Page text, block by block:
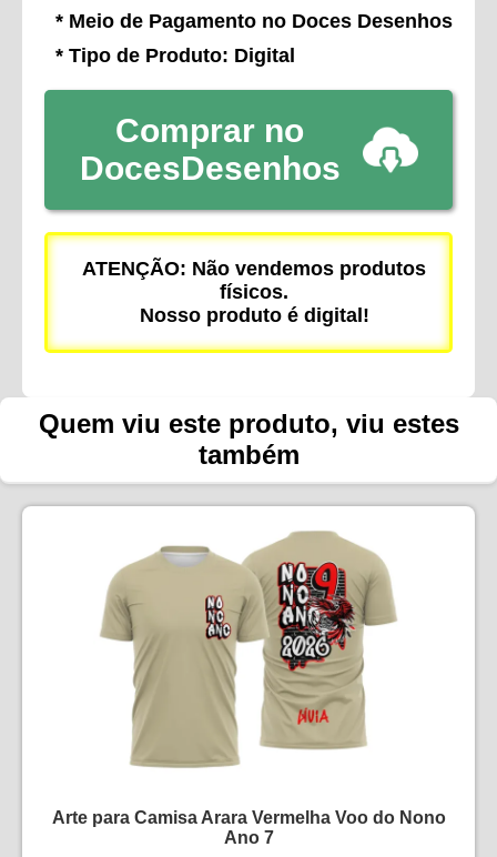
* Meio de Pagamento no Doces Desenhos
* Tipo de Produto: Digital
Comprar no
DocesDesenhos
ATENÇÃO: Não vendemos produtos
físicos.
Nosso produto é digital!
Quem viu este produto, viu estes
também
Arte para Camisa Arara Vermelha Voo do Nono
Ano 7